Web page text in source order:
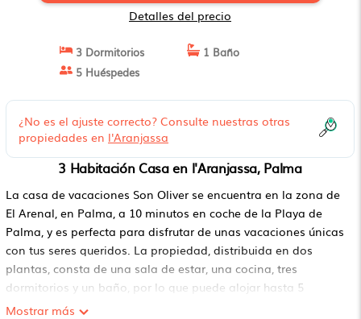
Detalles del precio
3 Dormitorios
1 Baño
5 Huéspedes
¿No es el ajuste correcto? Consulte nuestras otras
propiedades en l'Aranjassa
3 Habitación Casa en l'Aranjassa, Palma
La casa de vacaciones Son Oliver se encuentra en la zona de
El Arenal, en Palma, a 10 minutos en coche de la Playa de
Palma, y es perfecta para disfrutar de unas vacaciones únicas
con tus seres queridos. La propiedad, distribuida en dos
plantas, consta de una sala de estar, una cocina, tres
dormitorios y un baño, por lo que puede alojar hasta 5
personas. Los servicios adicionales incluyen Wi-Fi con un
Mostrar más